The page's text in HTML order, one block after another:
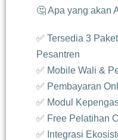
🤔 Apa yang akan
✅ Tersedia 3
Pesantren
✅ Mobile Wali &
✅ Pembayaran
✅ Modul
✅ Free Pelatihan
✅ Integrasi